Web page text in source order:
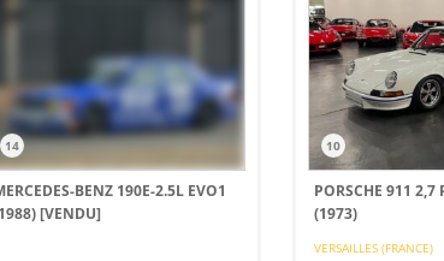
14
BENZ 190E-2.5L EVO1
[VENDU]
10
PORSCHE 911 2,7
(1973)
VERSAILLES (FRANCE)